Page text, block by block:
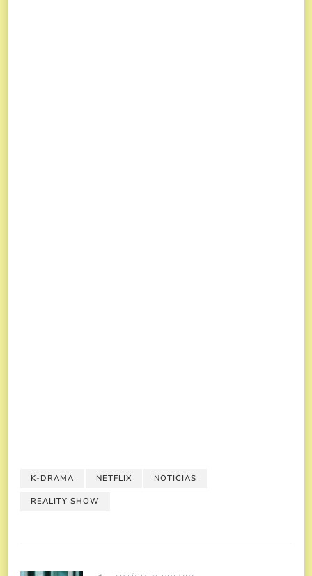
K-DRAMA NETFLIX NOTICIAS
REALITY SHOW